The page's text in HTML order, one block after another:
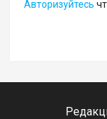
Авторизуйтесь